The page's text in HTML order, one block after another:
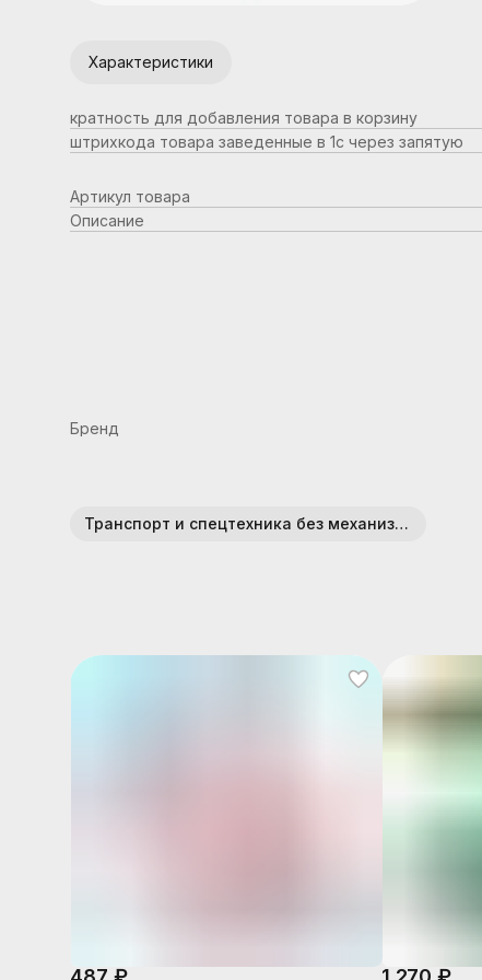
Характеристики
кратность для добавления товара в корзину
штрихкода товара заведенные в 1с через запятую
Артикул товара
Описание
Бренд
Транспорт и спецтехника без механизмов (пластик)